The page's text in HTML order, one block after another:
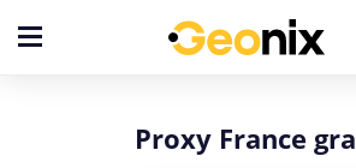
Proxy France